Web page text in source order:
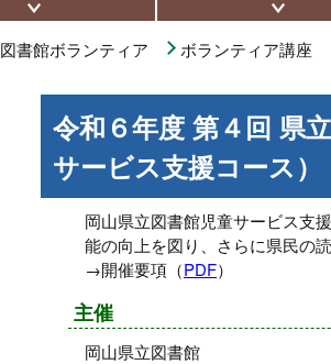
図書館ボランティア ボランティア講座
令和６年度 第４回 県
サービス支援コース）
岡山県立図書館児童サービス支
能の向上を図り、さらに県民の
→開催要項（PDF）
主催
岡山県立図書館